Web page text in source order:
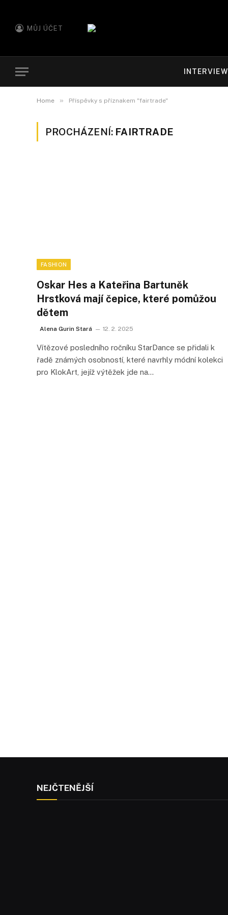
MŮJ ÚČET
Home » Příspěvky s příznakem "fairtrade"
PROCHÁZENÍ: FAIRTRADE
FASHION
Oskar Hes a Kateřina Bartuněk
Hrstková mají čepice, které pomůžou
dětem
Alena Gurin Stará 12. 2. 2025
Vítězové posledního ročníku StarDance se přidali k
řadě známých osobností, které navrhly módní kolekci
pro KlokArt, jejíž výtěžek jde na…
NEJČTENĚJŠÍ